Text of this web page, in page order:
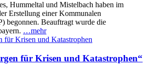
Hummeltal und Mistelbach haben im
Erstellung einer Kommunalen
begonnen. Beauftragt wurde die
…mehr
für Krisen und Katastrophen“